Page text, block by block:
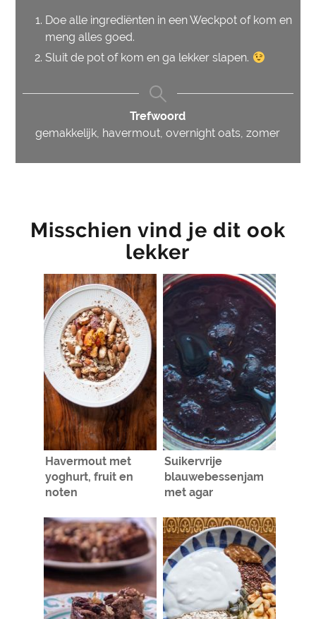
Doe alle ingrediënten in een Weckpot of kom en
meng alles goed.
Sluit de pot of kom en ga lekker slapen.
Trefwoord
gemakkelijk, havermout, overnight oats, zomer
Misschien vind je dit ook
lekker
Havermout met
yoghurt, fruit en
noten
Suikervrije
blauwebessenjam
met agar